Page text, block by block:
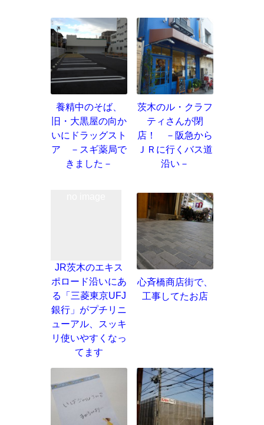
養精中のそば、
旧・大黒屋の向か
いにドラッグスト
ア －スギ薬局で
きました－
茨木のル・クラフ
ティさんが閉
店！ －阪急から
ＪＲに行くバス道
沿い－
JR茨木のエキス
ポロード沿いにあ
る「三菱東京UFJ
銀行」がプチリニ
ューアル、スッキ
リ使いやすくなっ
てます
心斉橋商店街で、
工事してたお店